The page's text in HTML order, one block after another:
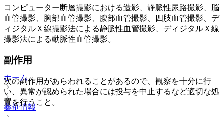
コンピューター断層撮影における造影、静脈性尿路撮影、脳
血管撮影、胸部血管撮影、腹部血管撮影、四肢血管撮影、デ
ィジタルＸ線撮影法による静脈性血管撮影、ディジタルＸ線
撮影法による動脈性血管撮影。
副作用
次の副作用があらわれることがあるので、観察を十分に行
い、異常が認められた場合には投与を中止するなど適切な処
置を行うこと。
ホーム
薬剤情報